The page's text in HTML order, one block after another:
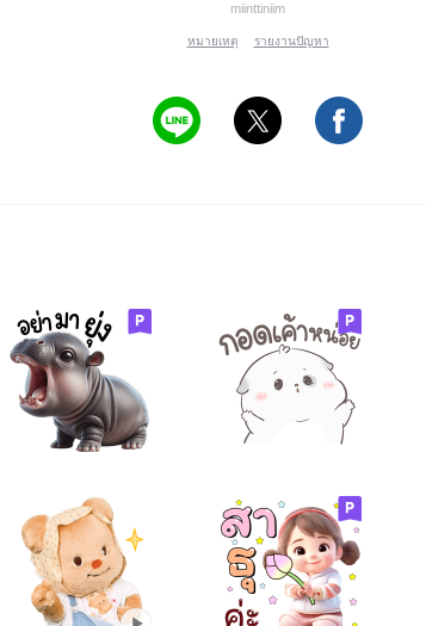
miinttiniim
หมายเหตุ รายงานปัญหา